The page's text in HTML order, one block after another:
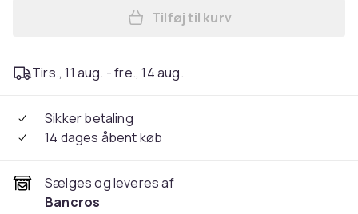
Læg Elektrisk bærbart
Tilføj til kurv
Tirs., 11 aug. - fre., 14 aug.
Sikker betaling
14 dages åbent køb
Sælges og leveres af
Bancros